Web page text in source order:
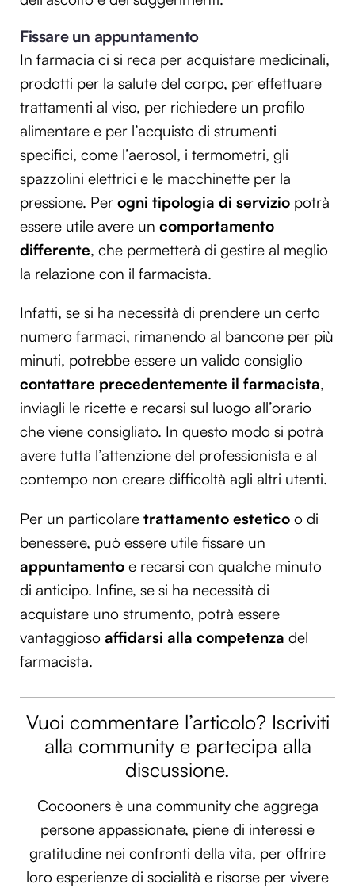
annunci, per fornire funzionalità dei social media e per
analizzare il nostro traffico. Condividiamo inoltre
informazioni sul modo in cui utilizzi il nostro sito con i
nostri partner che si occupano di analisi dei dati web,
pubblicità e social media, i quali potrebbero combinarle
con altre informazioni che hai fornito loro o che hanno
raccolto dal tuo utilizzo dei loro servizi.
Fissare un appuntamento
In farmacia ci si reca per acquistare medicinali,
prodotti per la salute del corpo, per effettuare
trattamenti al viso, per richiedere un profilo
alimentare e per l’acquisto di strumenti
specifici, come l’aerosol, i termometri, gli
spazzolini elettrici e le macchinette per la
pressione. Per ogni tipologia di servizio potrà
essere utile avere un comportamento
differente, che permetterà di gestire al meglio
la relazione con il farmacista.
Infatti, se si ha necessità di prendere un certo
numero farmaci, rimanendo al bancone per più
minuti, potrebbe essere un valido consiglio
contattare precedentemente il farmacista,
inviagli le ricette e recarsi sul luogo all’orario
che viene consigliato. In questo modo si potrà
avere tutta l’attenzione del professionista e al
contempo non creare difficoltà agli altri utenti.
Per un particolare trattamento estetico o di
benessere, può essere utile fissare un
appuntamento e recarsi con qualche minuto
di anticipo. Infine, se si ha necessità di
acquistare uno strumento, potrà essere
vantaggioso affidarsi alla competenza del
farmacista.
Vuoi commentare l’articolo? Iscriviti
alla community e partecipa alla
discussione.
Cocooners è una community che aggrega
persone appassionate, piene di interessi e
gratitudine nei confronti della vita, per offrire
loro esperienze di socialità e risorse per vivere